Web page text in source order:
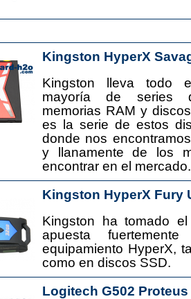
Kingston HyperX
Kingston lleva todo
mayoría de series
memorias RAM y
es la serie de estos
donde nos
y llanamente de los
encontrar en el mercado.
Kingston HyperX Fury
Kingston ha tomado
apuesta
equipamiento HyperX,
como en discos SSD.
Logitech G502 Proteus